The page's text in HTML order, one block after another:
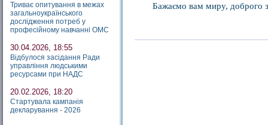
Триває опитування в межах
загальноукраїнського
дослідження потреб у
професійному навчанні ОМС
30.04.2026, 18:55
Відбулося засідання Ради
управління людськими
ресурсами при НАДС
20.02.2026, 18:20
Стартувала кампанія
декларування - 2026
Бажаємо вам миру, доброго